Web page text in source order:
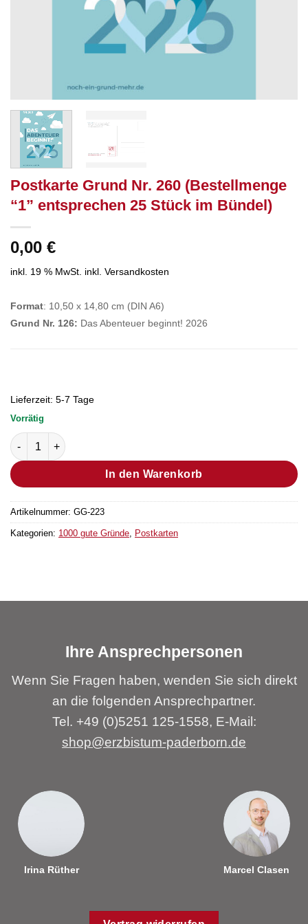
Postkarte Grund Nr. 260 (Bestellmenge
“1” entsprechen 25 Stück im Bündel)
0,00 €
inkl. 19 % MwSt. inkl. Versandkosten
Format: 10,50 x 14,80 cm (DIN A6)
Grund Nr. 126: Das Abenteuer beginnt! 2026
Lieferzeit: 5-7 Tage
Vorrätig
Postkarte Grund Nr. 260 (Bestellmenge "1" entsprechen 25
In den Warenkorb
Artikelnummer: GG-223
Kategorien: 1000 gute Gründe, Postkarten
Ihre Ansprechpersonen
Wenn Sie Fragen haben, wenden Sie sich direkt
an die folgenden Ansprechpartner.
Tel. +49 (0)5251 125-1558, E-Mail:
shop@erzbistum-paderborn.de
Irina Rüther Marcel Clasen